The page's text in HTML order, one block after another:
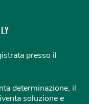
presso il
determinazione, il
soluzione e